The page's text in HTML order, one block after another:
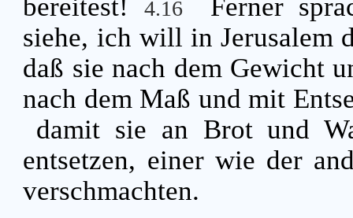
bereitest!
4.16
Ferner
siehe, ich will in Jerusalem
daß sie nach dem Gewicht
nach dem Maß und mit
damit sie an Brot und
entsetzen, einer wie der
verschmachten.